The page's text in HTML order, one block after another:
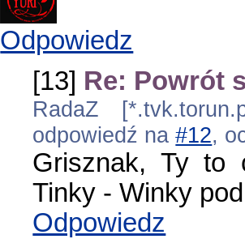
Odpowiedz
[13] Re: Powrót
RadaZ
odpowiedź na#12,
Grisznak, Ty to
Tinky - Winky
Odpowiedz